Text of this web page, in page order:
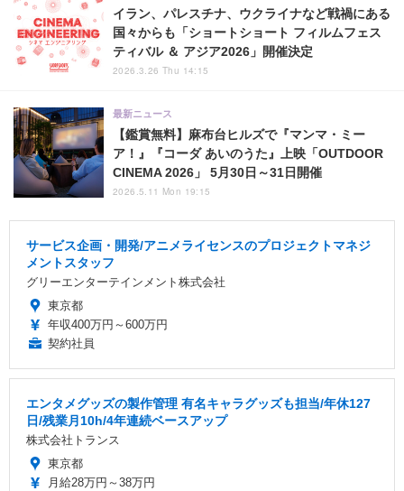
イラン、パレスチナ、ウクライナなど戦禍にある
国々からも「ショートショート フィルムフェス
ティバル ＆ アジア2026」開催決定
2026.3.26 Thu 14:15
【鑑賞無料】麻布台ヒルズで『マンマ・ミー
ア！』『コーダ あいのうた』上映「OUTDOOR
CINEMA 2026」 5月30日～31日開催
最新ニュース
2026.5.11 Mon 19:15
サービス企画・開発/アニメライセンスのプロジェクトマネジ
メントスタッフ
グリーエンターテインメント株式会社
東京都
年収400万円～600万円
契約社員
エンタメグッズの製作管理 有名キャラグッズも担当/年休127
日/残業月10h/4年連続ベースアップ
株式会社トランス
東京都
月給28万円～38万円